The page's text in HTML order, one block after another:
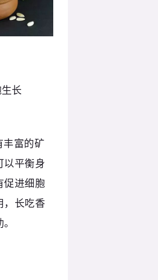
长
丰富的矿
以平衡身
促进细胞
，长吃香